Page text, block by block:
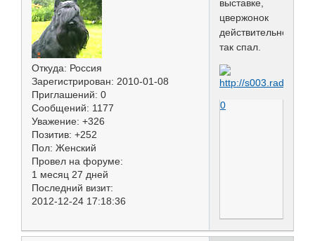
Откуда: Россия
Зарегистрирован: 2010-01-08
Приглашений: 0
Сообщений: 1177
Уважение: +326
Позитив: +252
Пол: Женский
Провел на форуме:
1 месяц 27 дней
Последний визит:
2012-12-24 17:18:36
выставке,
цвержонок
действительно
так спал.
0